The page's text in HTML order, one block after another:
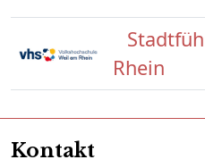
Rhein
Kontakt